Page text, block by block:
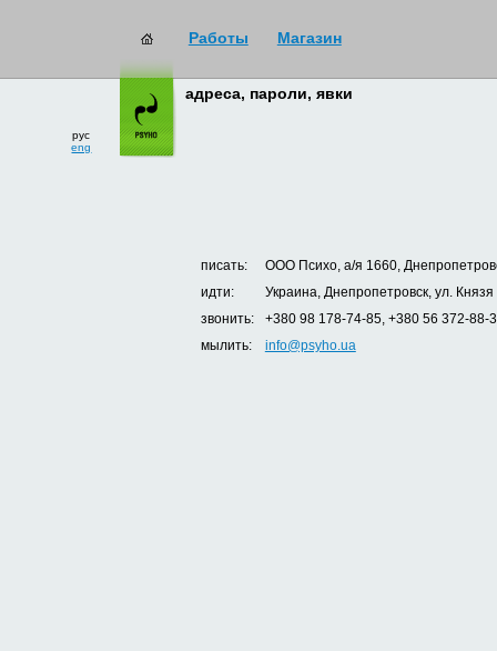
Работы Магазин
рус
eng
адреса, пароли, явки
писать:
ООО Психо, а/я 1660,
идти:
Украина, Днепропетровск, ул.
звонить:
+380 98 178-74-85, +380 56 372-88-
мылить:
info@psyho.ua